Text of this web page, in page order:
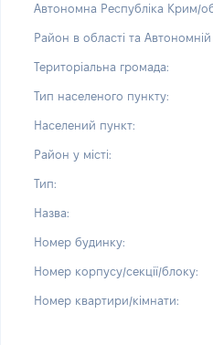
Автономна Республіка Крим/
Район в області та
Територіальна громада:
Тип населеного пункту:
Населений пункт:
Район у місті:
Тип:
Назва:
Номер будинку:
Номер корпусу/секції/блоку:
Номер квартири/кімнати: